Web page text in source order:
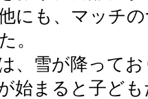
にも、マッチ
。
、雪が降ってお
始まると子ど